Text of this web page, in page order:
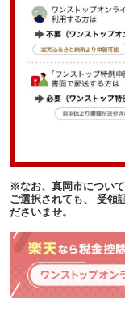
※なお、真岡市につい
ご選択されても、 受領
ださいませ。